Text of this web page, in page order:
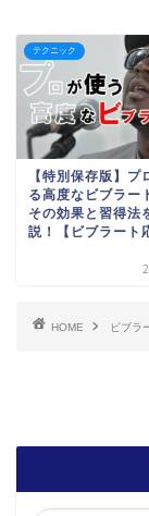
テクニック
【特別保存版】プ
る高度なビブラー
その効果と習得法
説！【ビブラート
HOME ビブラ